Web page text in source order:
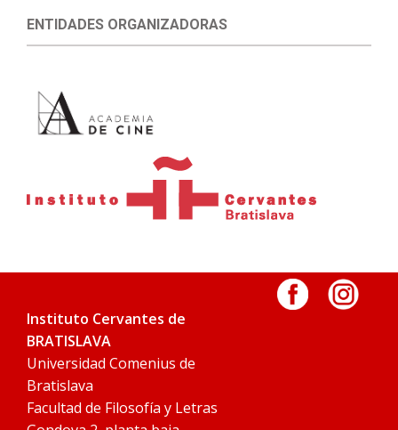
ENTIDADES ORGANIZADORAS
Instituto Cervantes de
BRATISLAVA
Universidad Comenius de
Bratislava
Facultad de Filosofía y Letras